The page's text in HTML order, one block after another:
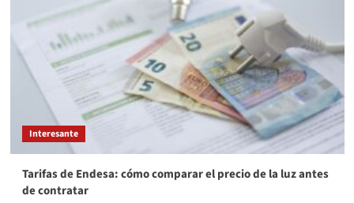
Interesante
Tarifas de Endesa: cómo comparar el precio de la luz antes
de contratar